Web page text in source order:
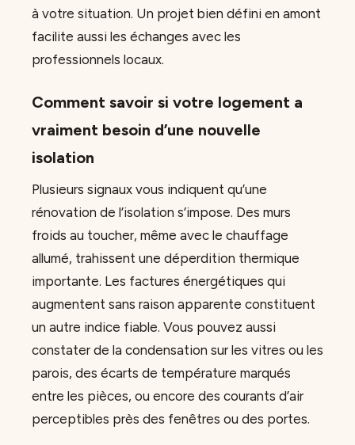
à votre situation. Un projet bien défini en amont
facilite aussi les échanges avec les
professionnels locaux.
Comment savoir si votre logement a
vraiment besoin d’une nouvelle
isolation
Plusieurs signaux vous indiquent qu’une
rénovation de l’isolation s’impose. Des murs
froids au toucher, même avec le chauffage
allumé, trahissent une déperdition thermique
importante. Les factures énergétiques qui
augmentent sans raison apparente constituent
un autre indice fiable. Vous pouvez aussi
constater de la condensation sur les vitres ou les
parois, des écarts de température marqués
entre les pièces, ou encore des courants d’air
perceptibles près des fenêtres ou des portes.